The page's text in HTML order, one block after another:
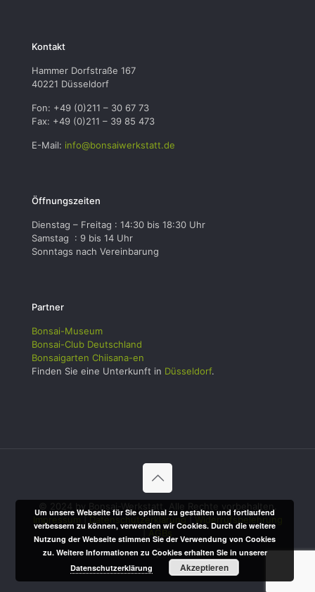
Kontakt
Hammer Dorfstraße 167
40221 Düsseldorf
Fon: +49 (0)211 – 30 67 73
Fax: +49 (0)211 – 39 85 473
E-Mail: info@bonsaiwerkstatt.de
Öffnungszeiten
Dienstag – Freitag : 14:30 bis 18:30 Uhr
Samstag : 9 bis 14 Uhr
Sonntags nach Vereinbarung
Partner
Bonsai-Museum
Bonsai-Club Deutschland
Bonsaigarten Chiisana-en
Finden Sie eine Unterkunft in Düsseldorf.
© 2024 by Bonsai-Werkstatt. Alle Rechte vorbehalten.
Impressum|Datenschutzerklärung|Widerrufsbelehrung
|AGBs
Um unsere Webseite für Sie optimal zu gestalten und fortlaufend
verbessern zu können, verwenden wir Cookies. Durch die weitere
Nutzung der Webseite stimmen Sie der Verwendung von Cookies
zu. Weitere Informationen zu Cookies erhalten Sie in unserer
Datenschutzerklärung
Akzeptieren